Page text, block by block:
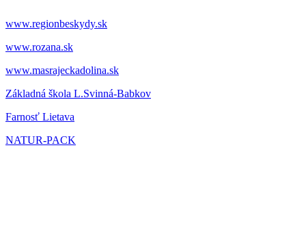
www.regionbeskydy.sk
www.rozana.sk
www.masrajeckadolina.sk
Základná škola L.Svinná-Babkov
Farnosť Lietava
NATUR-PACK